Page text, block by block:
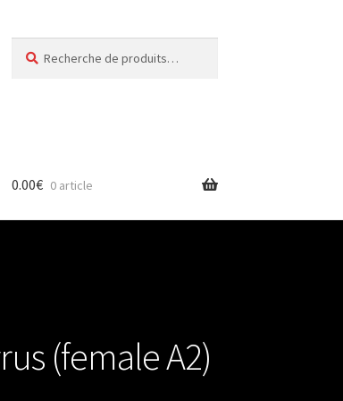
pour :
0.00€ 0 article
(female A2)